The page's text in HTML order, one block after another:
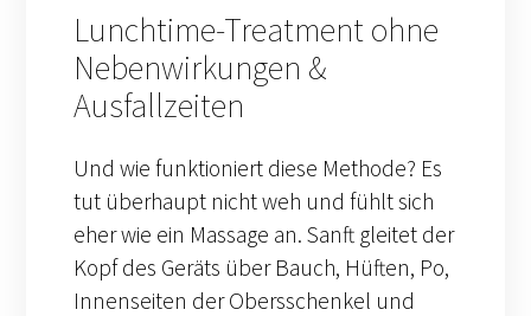
Lunchtime-Treatment ohne
Nebenwirkungen &
Ausfallzeiten
Und wie funktioniert diese Methode? Es
tut überhaupt nicht weh und fühlt sich
eher wie ein Massage an. Sanft gleitet der
Kopf des Geräts über Bauch, Hüften, Po,
Innenseiten der Obersschenkel und